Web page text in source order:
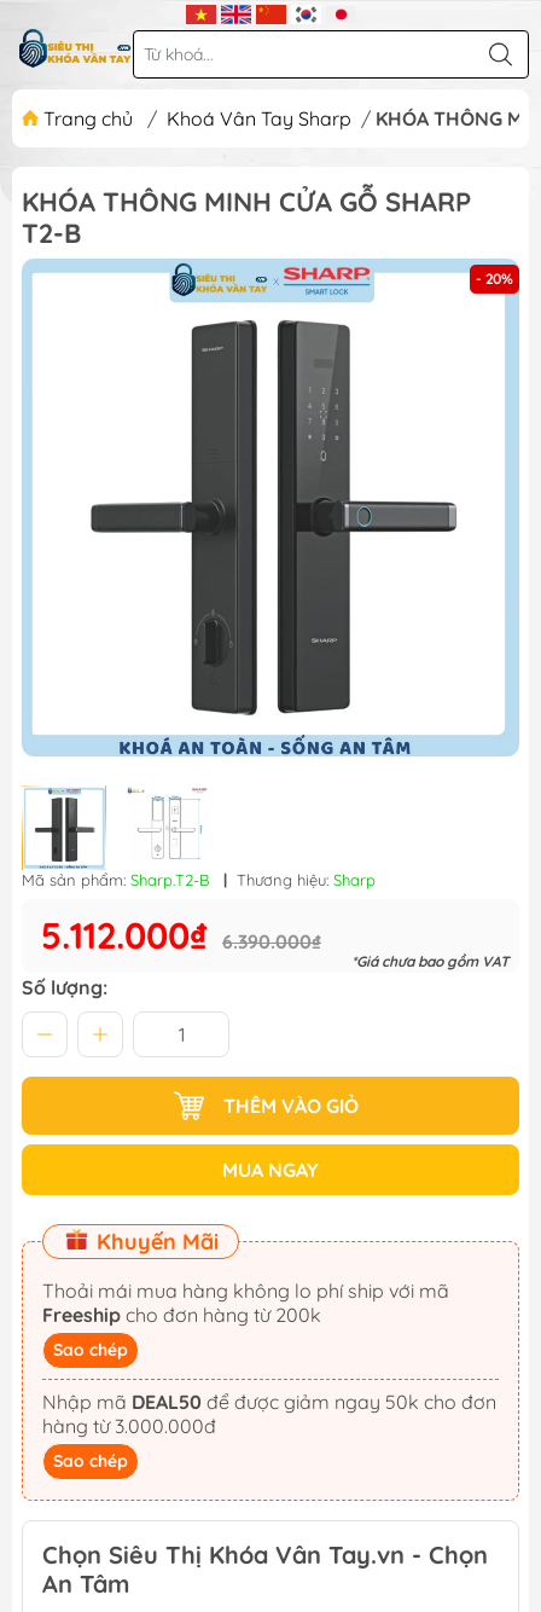
Trang chủ / Khoá Vân Tay Sharp / KHÓA THÔNG
KHÓA THÔNG MINH CỬA GỖ SHARP
T2-B
- 20%
Mã sản phẩm: Sharp.T2-B | Thương hiệu: Sharp
5.112.000₫ 6.390.000₫
*Giá chưa bao gồm VAT
Số lượng:
THÊM VÀO GIỎ
MUA NGAY
Khuyến Mãi
Thoải mái mua hàng không lo phí ship với mã
Freeship cho đơn hàng từ 200k
Sao chép
Nhập mã DEAL50
hàng từ 3.000.000đ
Sao chép
Chọn Siêu Thị Khóa Vân Tay.vn - Chọn
An Tâm